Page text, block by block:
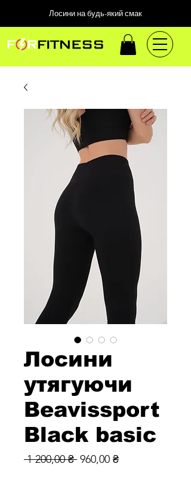
Лосини на будь-який смак
Лосини
утягуючи
Beavissport
Black basic
1 200,00 ₴ Звичайна
960,00 ₴За